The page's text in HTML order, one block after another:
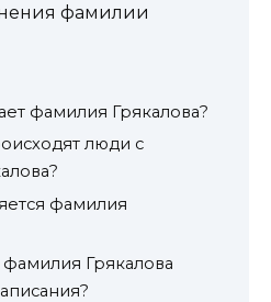
фамилии
фамилия Грякалова?
люди с
фамилия
Грякалова